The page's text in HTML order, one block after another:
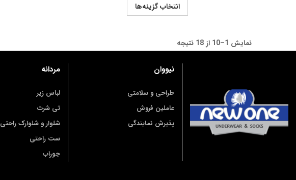
انتخاب گزینه‌ها
نمایش 1–10 از 18 نتیجه
نیووان
طراحی و سلامتی
عاملین فروش
پذیرش نمایندگی
مردانه
لباس زیر
تی شرت
شلوار و شلوارک راحتی
ست راحتی
جوراب